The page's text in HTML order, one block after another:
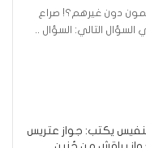
دون غيرهم؟! صراع
اليوم (‏30ا‏/07‏/2026) وردني السؤال التالي: السؤال ..
يكتب: جواز عتريس